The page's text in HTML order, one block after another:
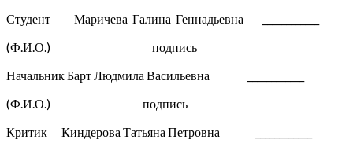
Студент Маричева Галина Геннадьевна ____________
(Ф.И.О.) подпись
Начальник Барт Людмила Васильевна ____________
(Ф.И.О.) подпись
Критик Киндерова Татьяна Петровна ____________